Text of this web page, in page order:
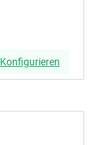
Konfigurieren